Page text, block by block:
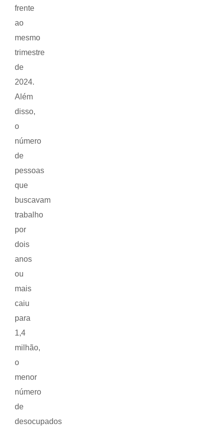
frente
ao
mesmo
trimestre
de
2024.
Além
disso,
o
número
de
pessoas
que
buscavam
trabalho
por
dois
anos
ou
mais
caiu
para
1,4
milhão,
o
menor
número
de
desocupados